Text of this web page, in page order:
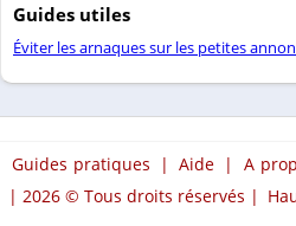
Guides utiles
Éviter les arnaques sur les petites
Guides pratiques | Aide | A
| 2026 © Tous droits réservés |